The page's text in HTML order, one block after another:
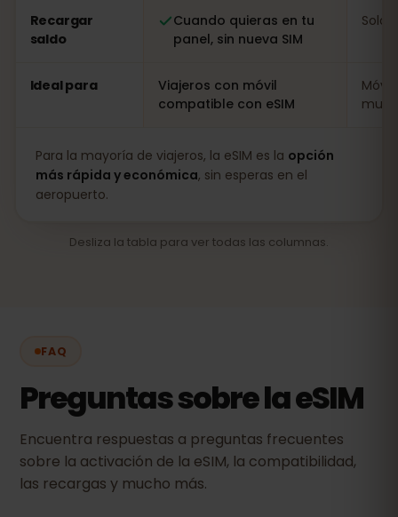
Recargar
saldo
Cuando quieras en tu
panel, sin nueva SIM
Solo
Ideal para
Viajeros con móvil
compatible con eSIM
muy
Para la mayoría de viajeros, la eSIM es la opción
más rápida y económica, sin esperas en el
aeropuerto.
Desliza la tabla para ver todas las columnas.
FAQ
Preguntas sobre la eSIM
Encuentra respuestas a preguntas frecuentes
sobre la activación de la eSIM, la compatibilidad,
las recargas y mucho más.